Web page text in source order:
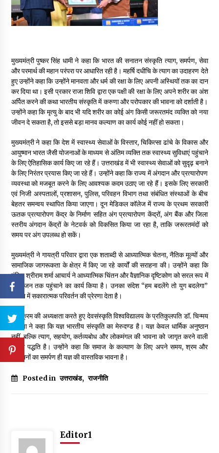
मुख्यमंत्री पुष्कर सिंह धामी ने कहा कि भारत की सनातन संस्कृति त्याग, समर्पण, सेवा
और परमार्थ की महान परंपरा पर आधारित रही है। महर्षि दधीचि के त्याग का उदाहरण देते
हुए उन्होंने कहा कि उन्होंने मानवता और धर्म की रक्षा के लिए अपनी अस्थियों तक का दान
कर दिया था। इसी प्रकार राजा शिवि द्वारा एक पक्षी की रक्षा के लिए अपने शरीर का अंश
अर्पित करने की कथा भारतीय संस्कृति में करुणा और परोपकार की भावना को दर्शाती है।
उन्होंने कहा कि मृत्यु के बाद भी यदि शरीर का कोई अंग किसी जरूरतमंद व्यक्ति को नया
जीवन दे सकता है, तो इससे बड़ा मानव कल्याण का कार्य कोई नहीं हो सकता।
मुख्यमंत्री ने कहा कि देश में स्वास्थ्य सेवाओं के विस्तार, चिकित्सा ढांचे के विकास और
आयुष्मान भारत जैसी योजनाओं के माध्यम से अंतिम व्यक्ति तक स्वास्थ्य सुविधाएं पहुंचाने
के लिए ऐतिहासिक कार्य किए जा रहे हैं। उत्तराखंड में भी स्वास्थ्य सेवाओं को सुदृढ़ बनाने
के लिए निरंतर प्रयास किए जा रहे हैं। उन्होंने कहा कि राज्य में अंगदान और प्रत्यारोपण
व्यवस्था को मजबूत करने के लिए आवश्यक कदम उठाए जा रहे हैं। इसके लिए सरकारी
एवं निजी अस्पतालों, प्रशासन, पुलिस, परिवहन विभाग तथा संबंधित संस्थाओं के बीच
बेहतर समन्वय स्थापित किया जाएगा। दून मेडिकल कॉलेज में राज्य के प्रथम सरकारी
ऊतक प्रत्यारोपण केंद्र के निर्माण सहित अंग प्रत्यारोपण केंद्रों, अंग बैंक और जिला
स्तरीय अंगदान केंद्रों के नेटवर्क को विकसित किया जा रहा है, ताकि जरूरतमंदों को
समय पर अंग उपलब्ध हो सकें।
मुख्यमंत्री ने गायत्री परिवार द्वारा एक शताब्दी से आध्यात्मिक चेतना, नैतिक मूल्यों और
सामाजिक जागरूकता के क्षेत्र में किए जा रहे कार्यों की सराहना की। उन्होंने कहा कि
पंडित श्रीराम शर्मा आचार्य ने आध्यात्मिक चिंतन और वैज्ञानिक दृष्टिकोण को सरल रूप में
जन-जन तक पहुंचाने का कार्य किया है। उनका संदेश “हम बदलेंगे तो युग बदलेगा”
समाज में सकारात्मक परिवर्तन की प्रेरणा देता है।
कार्यक्रम की अध्यक्षता करते हुए देवसंस्कृति विश्वविद्यालय के प्रतिकुलपति डॉ. चिन्मय
पण्ड्या ने कहा कि यज्ञ भारतीय संस्कृति का मेरुदण्ड है। यज्ञ केवल धार्मिक अनुष्ठान
नहीं, बल्कि त्याग, सहयोग, कर्तव्यबोध और लोकमंगल की भावना को जागृत करने वाली
जीवन पद्धति है। उन्होंने कहा कि समाज के कल्याण के लिए अपने समय, श्रम और
संसाधनों का समर्पण ही यज्ञ की वास्तविक भावना है।
Posted in उत्तराखंड, राजनीति
Editor1